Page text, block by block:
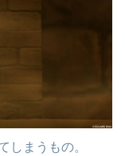
しまうもの。